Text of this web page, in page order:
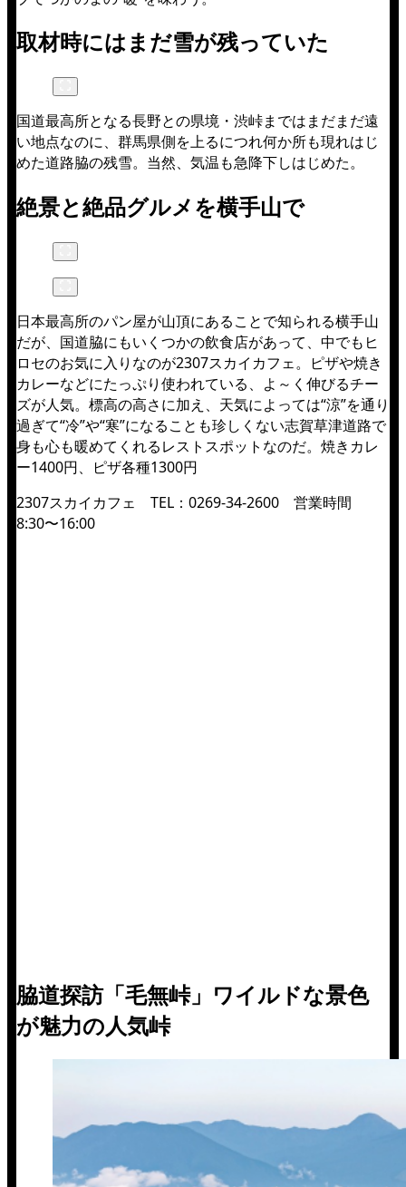
取材時にはまだ雪が残っていた
国道最高所となる長野との県境・渋峠まではまだまだ遠
い地点なのに、群馬県側を上るにつれ何か所も現れはじ
めた道路脇の残雪。当然、気温も急降下しはじめた。
絶景と絶品グルメを横手山で
日本最高所のパン屋が山頂にあることで知られる横手山
だが、国道脇にもいくつかの飲食店があって、中でもヒ
ロセのお気に入りなのが2307スカイカフェ。ピザや焼き
カレーなどにたっぷり使われている、よ～く伸びるチー
ズが人気。標高の高さに加え、天気によっては“涼”を通り
過ぎて“冷”や“寒”になることも珍しくない志賀草津道路で
身も心も暖めてくれるレストスポットなのだ。焼きカレ
ー1400円、ピザ各種1300円
2307スカイカフェ TEL：0269-34-2600 営業時間
8:30〜16:00
脇道探訪「毛無峠」ワイルドな景色
が魅力の人気峠